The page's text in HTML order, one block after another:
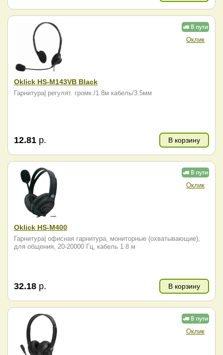
Оклик
Oklick HS-M143VB Black
Гарнитура| регулят. громк./1.8м кабель/3.5мм
12.81 р. В корзину
Оклик
Oklick HS-M400
Гарнитура| офисная гарнитура, мониторные (охватывающие),
для общения, 20-20000 Гц, кабель 1.8 м
32.18 р. В корзину
Оклик